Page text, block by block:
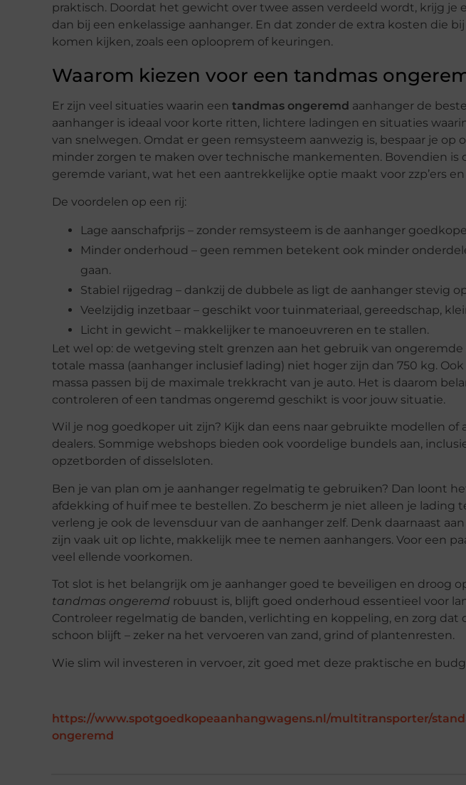
praktisch. Doordat het gewicht over twee assen verdeeld wordt, krijg je
dan bij een enkelassige aanhanger. En dat zonder de extra kosten die
komen kijken, zoals een oplooprem of keuringen.
Waarom kiezen voor een tandmas
Er zijn veel situaties waarin een tandmas ongeremd aanhanger de
aanhanger is ideaal voor korte ritten, lichtere ladingen en situaties
van snelwegen. Omdat er geen remsysteem aanwezig is, bespaar je op
minder zorgen te maken over technische mankementen. Bovendien is
geremde variant, wat het een aantrekkelijke optie maakt voor zzp’ers
De voordelen op een rij:
Lage aanschafprijs – zonder remsysteem is de aanhanger
Minder onderhoud – geen remmen betekent ook minder
gaan.
Stabiel rijgedrag – dankzij de dubbele as ligt de aanhanger stevig
Veelzijdig inzetbaar – geschikt voor tuinmateriaal, gereedschap,
Licht in gewicht – makkelijker te manoeuvreren en te stallen.
Let wel op: de wetgeving stelt grenzen aan het gebruik van ongeremde
totale massa (aanhanger inclusief lading) niet hoger zijn dan 750 kg.
massa passen bij de maximale trekkracht van je auto. Het is daarom
controleren of een tandmas ongeremd geschikt is voor jouw situatie.
Wil je nog goedkoper uit zijn? Kijk dan eens naar gebruikte modellen of
dealers. Sommige webshops bieden ook voordelige bundels aan,
opzetborden of disselsloten.
Ben je van plan om je aanhanger regelmatig te gebruiken? Dan loont
afdekking of huif mee te bestellen. Zo bescherm je niet alleen je lading
verleng je ook de levensduur van de aanhanger zelf. Denk daarnaast
zijn vaak uit op lichte, makkelijk mee te nemen aanhangers. Voor een
veel ellende voorkomen.
Tot slot is het belangrijk om je aanhanger goed te beveiligen en droog
tandmas ongeremd robuust is, blijft goed onderhoud essentieel voor
Controleer regelmatig de banden, verlichting en koppeling, en zorg dat
schoon blijft – zeker na het vervoeren van zand, grind of plantenresten.
Wie slim wil investeren in vervoer, zit goed met deze praktische en
https://www.spotgoedkopeaanhangwagens.nl/multitransporter/
ongeremd